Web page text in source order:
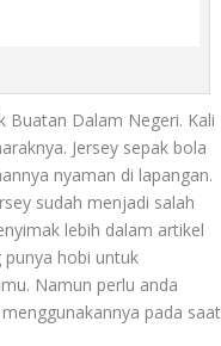
Buatan Dalam Negeri. Kali
Jersey sepak bola
nyaman di lapangan.
sudah menjadi salah
lebih dalam artikel
hobi untuk
Namun perlu anda
pada saat